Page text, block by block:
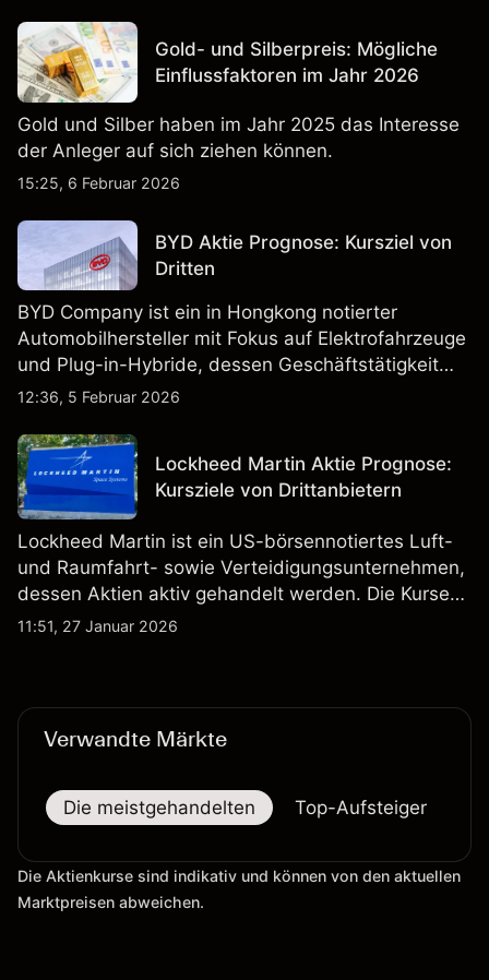
Gold- und Silberpreis: Mögliche
Einflussfaktoren im Jahr 2026
Gold und Silber haben im Jahr 2025 das Interesse
der Anleger auf sich ziehen können.
15:25, 6 Februar 2026
BYD Aktie Prognose: Kursziel von
Dritten
BYD Company ist ein in Hongkong notierter
Automobilhersteller mit Fokus auf Elektrofahrzeuge
und Plug-in-Hybride, dessen Geschäftstätigkeit
Fahrzeugproduktion, Batterien und verwandte
Märkten umfasst.
12:36, 5 Februar 2026
Lockheed Martin Aktie Prognose:
Kursziele von Drittanbietern
Lockheed Martin ist ein US-börsennotiertes Luft-
und Raumfahrt- sowie Verteidigungsunternehmen,
dessen Aktien aktiv gehandelt werden. Die Kurse
werden von Unternehmensergebnissen,
11:51, 27 Januar 2026
Verwandte Märkte
Die meistgehandelten Top-Aufsteiger
Die Aktienkurse sind indikativ und können von den aktuellen
Marktpreisen abweichen.